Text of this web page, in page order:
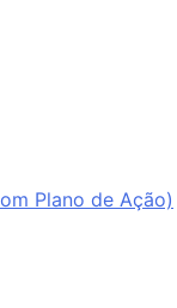
Plano de Ação)